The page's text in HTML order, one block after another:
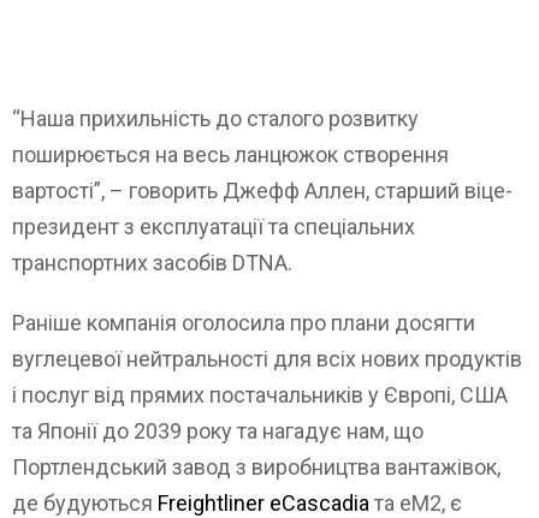
“Наша прихильність до сталого розвитку
поширюється на весь ланцюжок створення
вартості”, – говорить Джефф Аллен, старший віце-
президент з експлуатації та спеціальних
транспортних засобів DTNA.
Раніше компанія оголосила про плани досягти
вуглецевої нейтральності для всіх нових продуктів
і послуг від прямих постачальників у Європі, США
та Японії до 2039 року та нагадує нам, що
Портлендський завод з виробництва вантажівок,
де будуються Freightliner eCascadia та eM2, є